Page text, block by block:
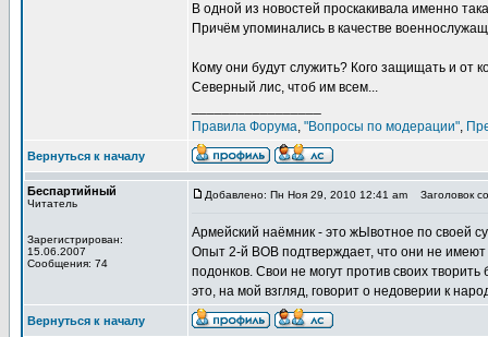
В одной из новостей проскакивала именно
Причём упоминались в качестве
Кому они будут служить? Кого защищать и от
Северный лис, чтоб им всем...
Правила Форума, "Вопросы по модерации",
Вернуться к началу
Беспартийный
Читатель
Зарегистрирован:
15.06.2007
Сообщения: 74
Добавлено: Пн Ноя 29, 2010 12:41 am Заголовок
Армейский наёмник - это жЫвотное по своей
Опыт 2-й ВОВ подтверждает, что они не имеют
подонков. Свои не могут против своих
это, на мой взгляд, говорит о недоверии к
Вернуться к началу